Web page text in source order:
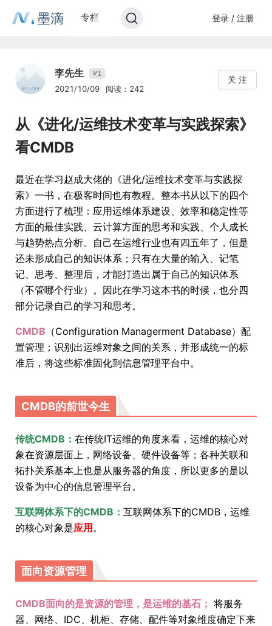
墨滴 专栏 登录 / 注册
李先生 V1
2021/10/09 阅读：242
关 注
从《进化/运维技术变革与实践探索》
看CMDB
最近在学习赵成大佬的《进化/运维技术变革与实践探
索》一书，在极客时间也有教程。整本书从以下的四个
方面进行了梳理：应用运维体系建设、效率和稳定性等
方面的最佳实践、云计算方面的思考和实践、个人成长
与趋势热点分析。自己在运维行业也有四五年了，但是
还未形成自己的知识体系；只有在大量的输入、记笔
记、思考、整理后，才能打造出属于自己的知识体系
（不管哪个行业）。因此在学习这本书的时候，也分四
部分记录自己的学习和思考。
CMDB （Configuration Managerment Database）配
置管理；识别出运维对象之间的关系，并形成统一的标
准后，将这些标准固化到信息管理平台中。
CMDB的前世今生
传统CMDB： 在传统IT运维的角度来看，运维的核心对
象在资源层面上，网络设备、硬件设备等；各种关联和
拓扑关系基本上也是从服务器的角度，所以更多的是以
设备为中心的信息管理平台。
互联网体系下的CMDB： 互联网体系下的CMDB，运维
的核心对象是应用 。
面向资源管理
CMDB面向的是资源的管理，是运维的基石； 将服务
器、网络、IDC、机柜、存储、配件等对象维度确定下来